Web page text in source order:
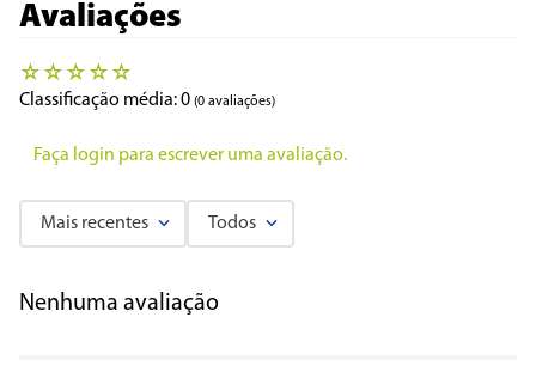
Avaliações
☆ ☆ ☆ ☆ ☆
Classificação média: 0 (0 avaliações)
Faça login para escrever uma avaliação.
Mais recentes Todos
Nenhuma avaliação